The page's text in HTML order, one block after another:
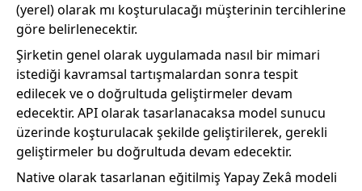
(yerel) olarak mı koşturulacağı müşterinin tercihlerine
göre belirlenecektir.
Şirketin genel olarak uygulamada nasıl bir mimari
istediği kavramsal tartışmalardan sonra tespit
edilecek ve o doğrultuda geliştirmeler devam
edecektir. API olarak tasarlanacaksa model sunucu
üzerinde koşturulacak şekilde geliştirilerek, gerekli
geliştirmeler bu doğrultuda devam edecektir.
Native olarak tasarlanan eğitilmiş Yapay Zekâ modeli